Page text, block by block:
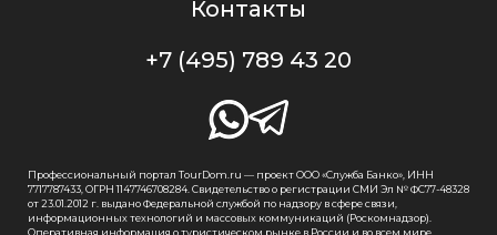
Контакты
+7 (495) 789 43 20
Профессиональный портал TourDom.ru — проект ООО «Служба Банко», ИНН
7717787433, ОГРН 1147746708284. Свидетельство о регистрации СМИ Эл № ФС77-48328
от 23.01.2012 г. выдано Федеральной службой по надзору в сфере связи,
информационных технологий и массовых коммуникаций (Роскомнадзор).
Оперативная информация о туристическом рынке в России и во всем мире.